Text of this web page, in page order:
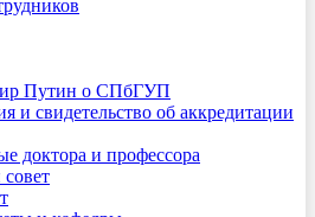
Путин о СПбГУП
и свидетельство об аккредитации
доктора и профессора